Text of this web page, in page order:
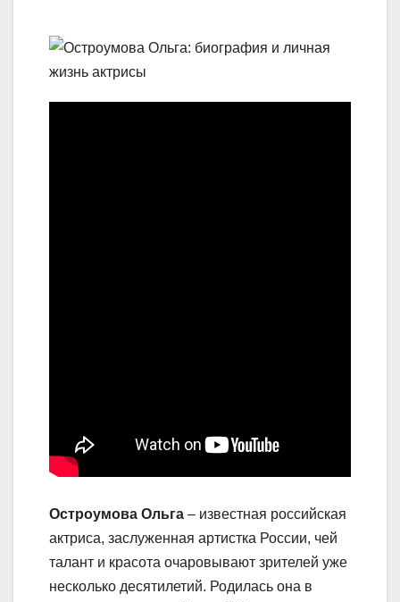
Остроумова Ольга – известная российская
актриса, заслуженная артистка России, чей
талант и красота очаровывают зрителей уже
несколько десятилетий. Родилась она в